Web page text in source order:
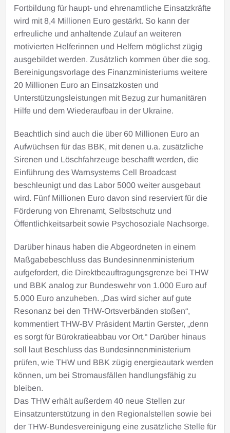
Fortbildung für haupt- und ehrenamtliche Einsatzkräfte
wird mit 8,4 Millionen Euro gestärkt. So kann der
erfreuliche und anhaltende Zulauf an weiteren
motivierten Helferinnen und Helfern möglichst zügig
ausgebildet werden. Zusätzlich kommen über die sog.
Bereinigungsvorlage des Finanzministeriums weitere
20 Millionen Euro an Einsatzkosten und
Unterstützungsleistungen mit Bezug zur humanitären
Hilfe und dem Wiederaufbau in der Ukraine.
Beachtlich sind auch die über 60 Millionen Euro an
Aufwüchsen für das BBK, mit denen u.a. zusätzliche
Sirenen und Löschfahrzeuge beschafft werden, die
Einführung des Warnsystems Cell Broadcast
beschleunigt und das Labor 5000 weiter ausgebaut
wird. Fünf Millionen Euro davon sind reserviert für die
Förderung von Ehrenamt, Selbstschutz und
Öffentlichkeitsarbeit sowie Psychosoziale Nachsorge.
Darüber hinaus haben die Abgeordneten in einem
Maßgabebeschluss das Bundesinnenministerium
aufgefordert, die Direktbeauftragungsgrenze bei THW
und BBK analog zur Bundeswehr von 1.000 Euro auf
5.000 Euro anzuheben. „Das wird sicher auf gute
Resonanz bei den THW-Ortsverbänden stoßen“,
kommentiert THW-BV Präsident Martin Gerster, „denn
es sorgt für Bürokratieabbau vor Ort.“ Darüber hinaus
soll laut Beschluss das Bundesinnenministerium
prüfen, wie THW und BBK zügig energieautark werden
können, um bei Stromausfällen handlungsfähig zu
bleiben.
Das THW erhält außerdem 40 neue Stellen zur
Einsatzunterstützung in den Regionalstellen sowie bei
der THW-Bundesvereinigung eine zusätzliche Stelle für